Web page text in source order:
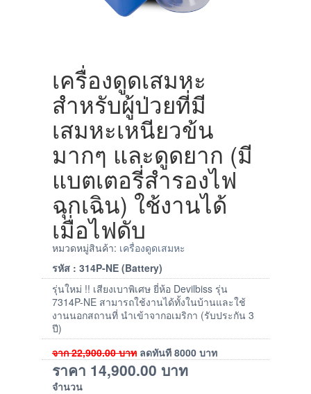
เครื่องดูดเสมหะ
สำหรับผู้ป่วยที่มี
เสมหะเหนียวข้น
มากๆ และดูดยาก (มี
แบตเตอรี่สำรองไฟ
ฉุกเฉิน) ใช้งานได้
เมื่อไฟดับ
หมวดหมู่สินค้า: เครื่องดูดเสมหะ
รหัส : 314P-NE (Battery)
รุ่นใหม่ !! เสียงเบาพิเศษ ยี่ห้อ Devilbiss รุ่น
7314P-NE สามารถใช้งานได้ทั้งในบ้านและใช้
งานนอกสถานที่ นำเข้าจากอเมริกา (รับประกัน 3
ปี)
จาก22,900.00บาท ลดทันที 8000 บาท
ราคา 14,900.00 บาท
จำนวน